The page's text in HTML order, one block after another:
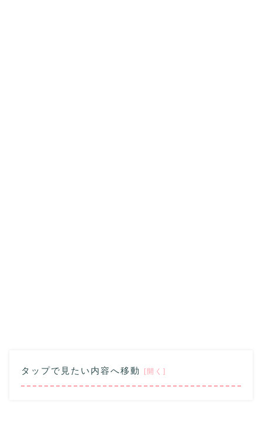
タップで見たい内容へ移動